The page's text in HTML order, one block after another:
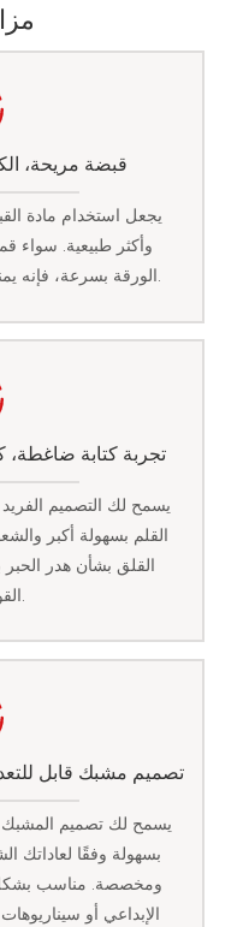
قبضة مريحة،
يجعل استخدام مادة
وأكثر طبيعية. سواء
الورقة بسرعة، فإنه يمنحك الثقة والراحة في كل كتابة.
تجربة كتابة ضاغطة،
يسمح لك التصميم
القلم بسهولة أكبر
القلق بشأن هدر
القوة المفرطة.
تصميم مشبك قابل
يسمح لك تصميم المشبك
بسهولة وفقًا لعاداتك
ومخصصة. مناسب بشكل
الإبداعي أو